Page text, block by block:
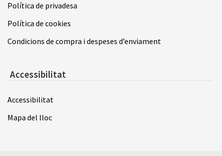
Política de privadesa
Política de cookies
Condicions de compra i despeses d’enviament
Accessibilitat
Accessibilitat
Mapa del lloc